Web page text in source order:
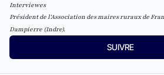
Interviewes
Président de l'Association des maires ruraux de
Dampierre (Indre).
SUIVRE